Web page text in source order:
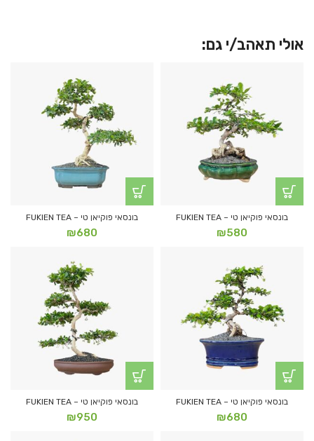
אולי תאהב/י גם:
בונסאי פוקיאן טי – FUKIEN TEA
₪580
בונסאי פוקיאן טי – FUKIEN TEA
₪680
בונסאי פוקיאן טי – FUKIEN TEA
₪680
בונסאי פוקיאן טי – FUKIEN TEA
₪950